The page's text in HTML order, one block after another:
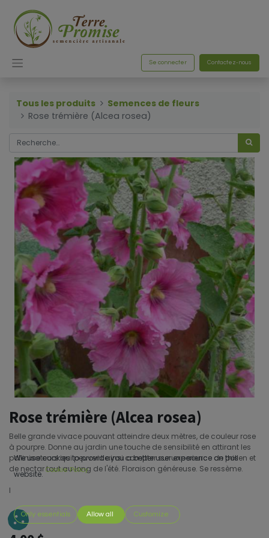
Se connecter Contactez-nous
Tous les produits
Semences de fleurs
Rose trémière (Alcea rosea)
Rose trémière (Alcea rosea)
Belle grande vivace pouvant atteindre deux mètres, de couleur rose
à pourpre. Donne au jardin une touche de sensibilité en attirant les
pollinisateurs qui peuvent ainsi compter sur une source de pollen et
de nectar tout au long de l'été. Floraison généreuse. Se ressème.
I
We use cookies to provide you a better user experience on this
website. Cookie Policy
Only essentials Allow all Customize